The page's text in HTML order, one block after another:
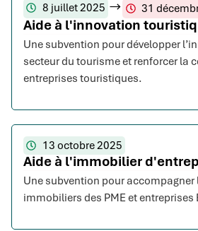
8 juillet 2025 31
Aide à l'innovation
Une subvention pour développer
secteur du tourisme et renforcer la
entreprises touristiques.
13 octobre 2025
Aide à l'immobilier
Une subvention pour
immobiliers des PME et entreprises